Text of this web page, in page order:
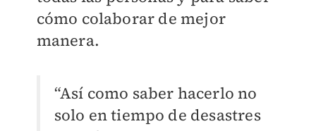
cómo colaborar de mejor
manera.
“Así como saber hacerlo no
solo en tiempo de desastres